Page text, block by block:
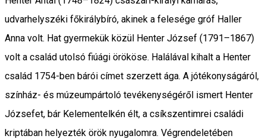
udvarhelyszéki főkirálybíró, akinek a felesége gróf Haller
Anna volt. Hat gyermekük közül Henter József (1791–1867)
volt a család utolsó fiúági örököse. Halálával kihalt a Henter
család 1754-ben bárói címet szerzett ága. A jótékonyságáról,
színház- és múzeumpártoló tevékenységéről ismert Henter
Józsefet, bár Kelementelkén élt, a csíkszentimrei családi
kriptában helyezték örök nyugalomra. Végrendeletében